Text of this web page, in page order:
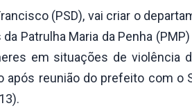
(PSD), vai criar o
Patrulha Maria da Penha
em situações de violência
reunião do prefeito com o